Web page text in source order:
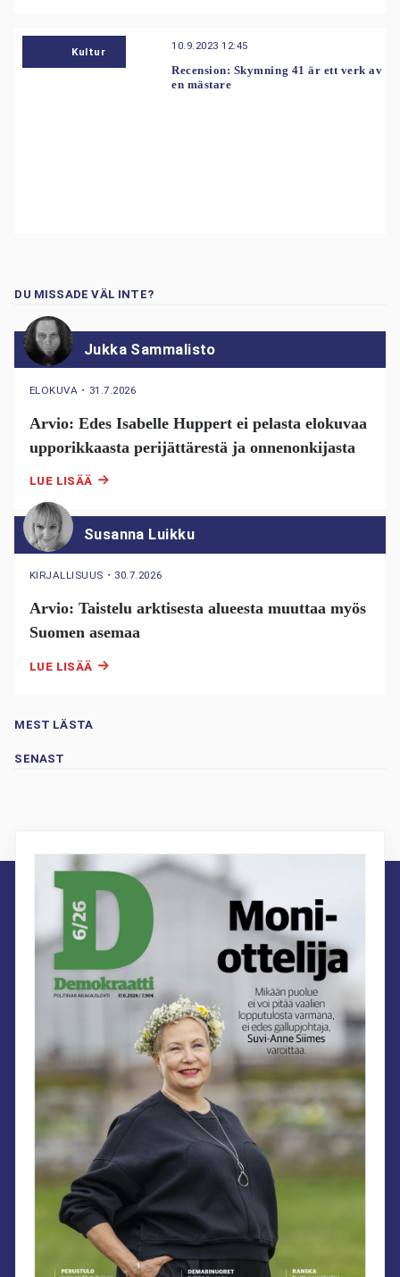
Kultur 10.9.2023 12:45
Recension: Skymning 41 är ett verk av
en mästare
DU MISSADE VÄL INTE?
Jukka Sammalisto
ELOKUVA ・ 31.7.2026
Arvio: Edes Isabelle Huppert ei pelasta elokuvaa
upporikkaasta perijättärestä ja onnenonkijasta
LUE LISÄÄ
Susanna Luikku
KIRJALLISUUS ・ 30.7.2026
Arvio: Taistelu arktisesta alueesta muuttaa myös
Suomen asemaa
LUE LISÄÄ
MEST LÄSTA
SENAST